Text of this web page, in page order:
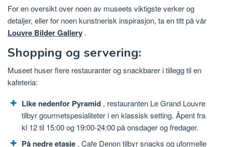
For en oversikt over noen av museets viktigste verker og
detaljer, eller for noen kunstnerisk inspirasjon, ta en titt på vår
Louvre Bilder Gallery .
Shopping og servering:
Museet huser flere restauranter og snackbarer i tillegg til en
kafeteria:
Like nedenfor Pyramid , restauranten Le Grand Louvre
tilbyr gourmetspesialiteter i en klassisk setting. Åpent fra
kl 12 til 15:00 og 19:00-24:00 på onsdager og fredager.
På nedre etasje , Cafe Denon tilbyr snacks og uformelle